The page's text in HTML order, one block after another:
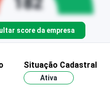
score da empresa
Situação Cadastral
Ativa